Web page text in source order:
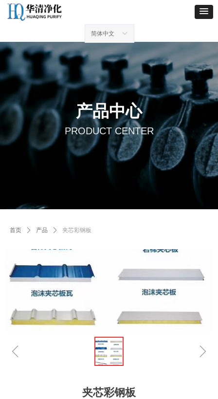
ꀅ
简体中文
首页 ꄲ 产品 ꄲ 夹芯彩钢板
夹芯彩钢板
产品中心
PRODUCT CENTER
ꁆ ꁇ